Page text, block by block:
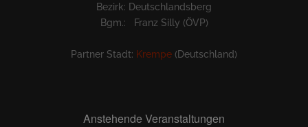
Bezirk: Deutschlandsberg
Bgm.: Franz Silly (ÖVP)
Partner Stadt: Krempe (Deutschland)
Anstehende Veranstaltungen